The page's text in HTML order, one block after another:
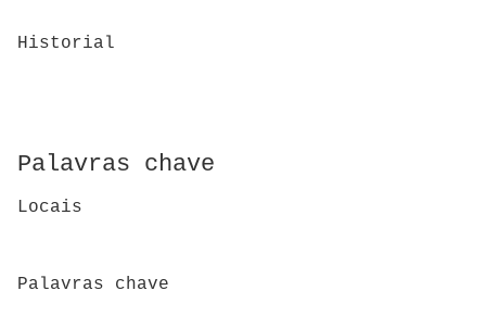
Historial
Palavras chave
Locais
Palavras chave